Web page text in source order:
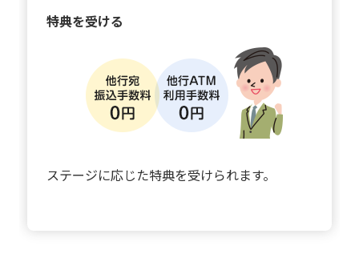
特典を受ける
ステージに応じた特典を受けられます。